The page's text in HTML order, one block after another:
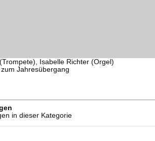
Isabelle Richter (Orgel)
Jahresübergang
in dieser Kategorie